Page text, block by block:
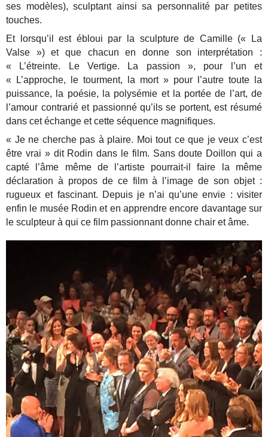
ses modèles), sculptant ainsi sa personnalité par petites
touches.
Et lorsqu’il est ébloui par la sculpture de Camille (« La
Valse ») et que chacun en donne son interprétation :
« L’étreinte. Le Vertige. La passion », pour l’un et
« L’approche, le tourment, la mort » pour l’autre toute la
puissance, la poésie, la polysémie et la portée de l’art, de
l’amour contrarié et passionné qu’ils se portent, est résumé
dans cet échange et cette séquence magnifiques.
« Je ne cherche pas à plaire. Moi tout ce que je veux c’est
être vrai » dit Rodin dans le film. Sans doute Doillon qui a
capté l’âme même de l’artiste pourrait-il faire la même
déclaration à propos de ce film à l’image de son objet :
rugueux et fascinant. Depuis je n’ai qu’une envie : visiter
enfin le musée Rodin et en apprendre encore davantage sur
le sculpteur à qui ce film passionnant donne chair et âme.